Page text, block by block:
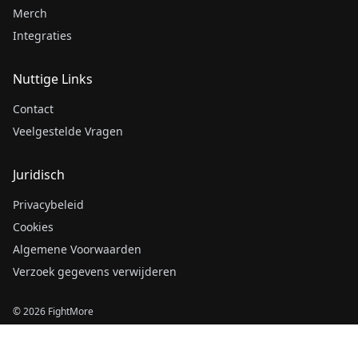
Merch
Integraties
Nuttige Links
Contact
Veelgestelde Vragen
Juridisch
Privacybeleid
Cookies
Algemene Voorwaarden
Verzoek gegevens verwijderen
© 2026 FightMore